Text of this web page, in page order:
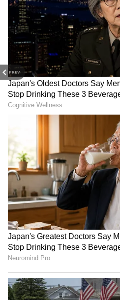
PREV
సత్యం చాలా బాధపడతాడు.
చేశారో అడగండి అని మనోజ్
ఫర్నీచర్ షోరూమ్ పెట్టారా? అని
అవును అని రోహిణీ
Related Articles